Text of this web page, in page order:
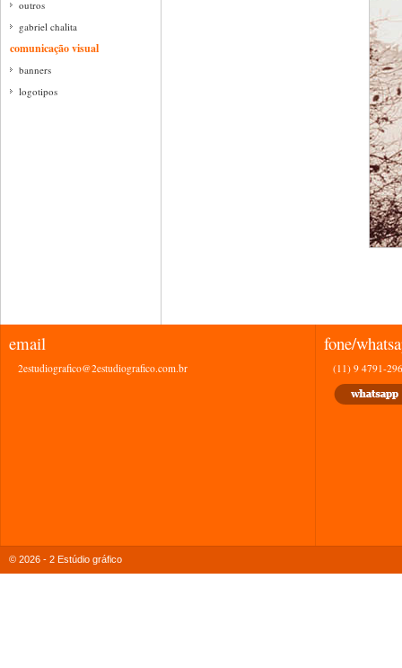
outros
gabriel chalita
comunicação visual
banners
logotipos
email
2estudiografico@2estudiografico.com.br
fone/
(11) 9 4791-
© 2026 - 2 Estúdio gráfico